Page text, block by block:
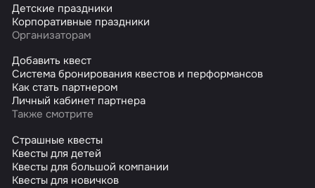
Детские праздники
Корпоративные праздники
Организаторам
Добавить квест
Система бронирования квестов и перформансов
Как стать партнером
Личный кабинет партнера
Также смотрите
Страшные квесты
Квесты для детей
Квесты для большой компании
Квесты для новичков